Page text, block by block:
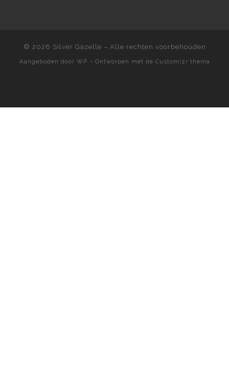
© 2026 Silver Gazelle – Alle rechten voorbehouden
Aangeboden door WP – Ontworpen met de Customizr thema